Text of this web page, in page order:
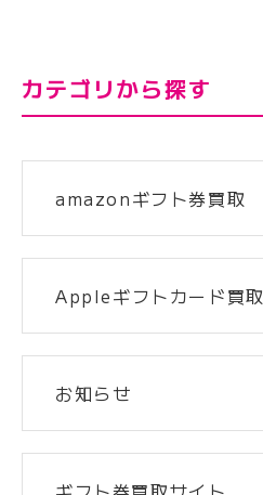
ペー
り
カテゴリから探す
amazonギフト券買取
Appleギフトカード買取
お知らせ